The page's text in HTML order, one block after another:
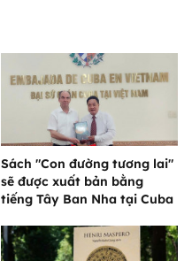
Sách "Con đường tương lai"
sẽ được xuất bản bằng
tiếng Tây Ban Nha tại Cuba